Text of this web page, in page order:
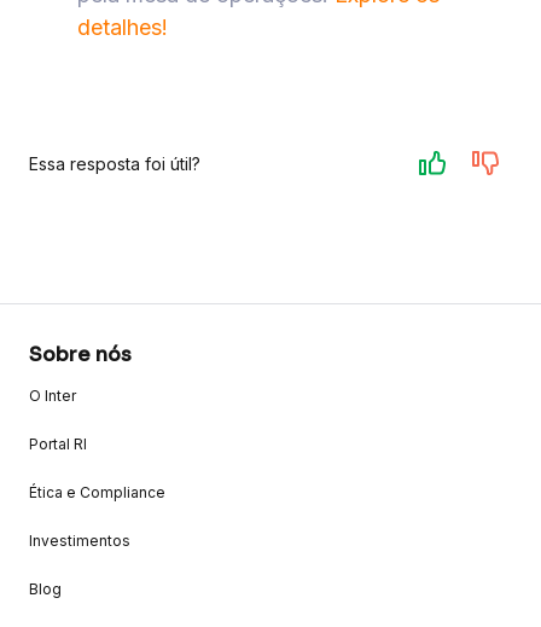
detalhes!
Essa resposta foi útil?
Sobre nós
O Inter
Portal RI
Ética e Compliance
Investimentos
Blog